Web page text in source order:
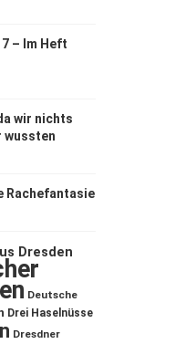
– Im Heft
wir nichts
wussten
Rachefantasie
Dresden
Deutsche
Drei Haselnüsse
Dresdner